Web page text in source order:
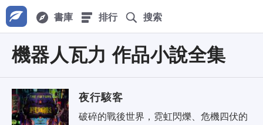
書庫 排行 搜索
機器人瓦力 作品小說全集
夜行駭客
破碎的戰後世界，霓虹閃爍、危機四伏的